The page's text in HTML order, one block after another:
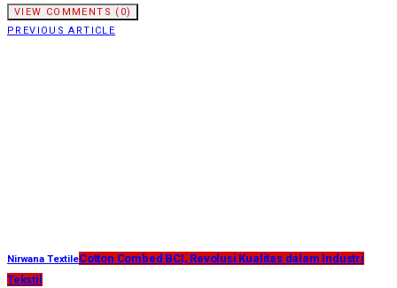
VIEW COMMENTS (0)
PREVIOUS ARTICLE
Nirwana TextileCotton Combed BCI, Revolusi Kualitas dalam Industri
Tekstil